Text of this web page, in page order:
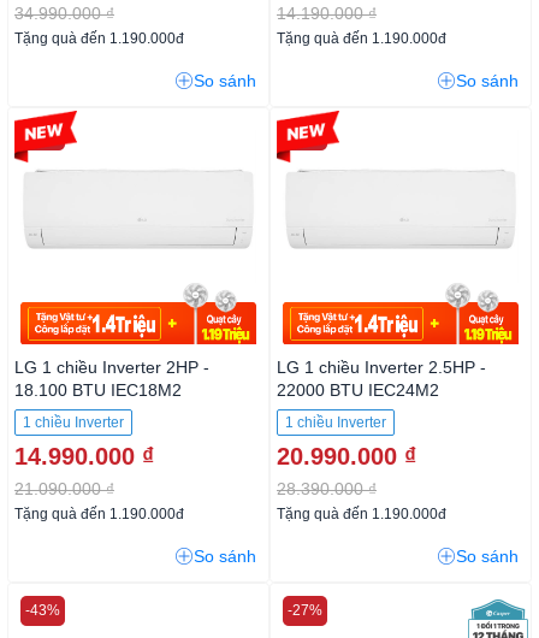
34.990.000 ₫
Tặng quà đến 1.190.000đ
So sánh
14.190.000 ₫
Tặng quà đến 1.190.000đ
So sánh
LG 1 chiều Inverter 2HP -
18.100 BTU IEC18M2
1 chiều Inverter
14.990.000 ₫
21.090.000 ₫
-28%
Tặng quà đến 1.190.000đ
So sánh
LG 1 chiều Inverter 2.5HP -
22000 BTU IEC24M2
1 chiều Inverter
20.990.000 ₫
28.390.000 ₫
-26%
Tặng quà đến 1.190.000đ
So sánh
-43% -27%